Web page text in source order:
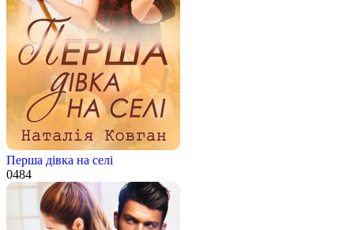
Перша дівка на селі
0484